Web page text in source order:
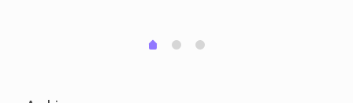
0 1 2